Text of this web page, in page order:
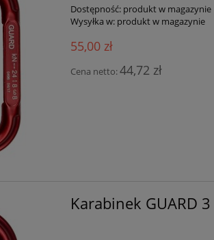
Dostępność: produkt w magazynie
Wysyłka w: produkt w magazynie
55,00 zł
Cena netto:44,72 zł
Karabinek GUARD 3